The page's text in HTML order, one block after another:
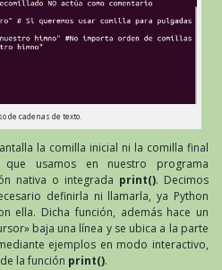
de cadenas de texto.
la comilla inicial ni la comilla final
usamos en nuestro programa
nativa o integrada print(). Decimos
definirla ni llamarla, ya Python
ella. Dicha función, además hace un
baja una línea y se ubica a la parte
ejemplos en modo interactivo,
la función print().